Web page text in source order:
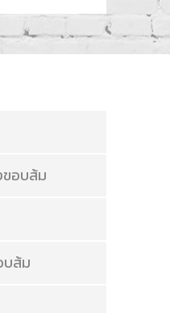
ขอบส้ม
บส้ม